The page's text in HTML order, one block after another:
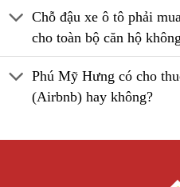
Chỗ đậu xe ô tô phải
cho toàn bộ căn hộ
Phú Mỹ Hưng có cho
(Airbnb) hay không?